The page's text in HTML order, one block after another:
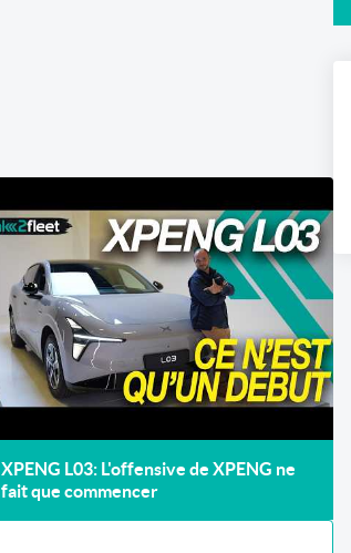
XPENG L03: L'offensive de XPENG ne
fait que commencer